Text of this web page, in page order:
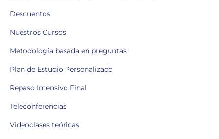
Descuentos
Nuestros Cursos
Metodología basada en preguntas
Plan de Estudio Personalizado
Repaso Intensivo Final
Teleconferencias
Videoclases teóricas